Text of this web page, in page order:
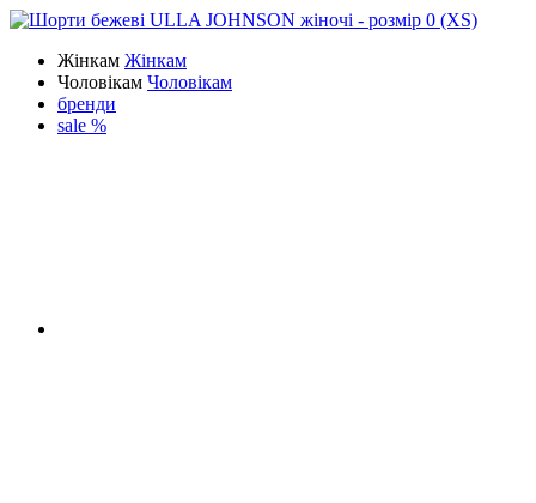
Жінкам Жінкам
Чоловікам Чоловікам
бренди
sale %